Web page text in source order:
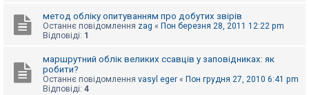
е
метод обліку опитуванням про добутих звірів
Останнє повідомлення zag « Пон березня 28, 2011 12:22 pm
Відповіді: 1
маршрутний облік великих ссавців у заповідниках: як
робити?
Останнє повідомлення vasyl eger « Пон грудня 27, 2010 6:41 pm
Відповіді: 4